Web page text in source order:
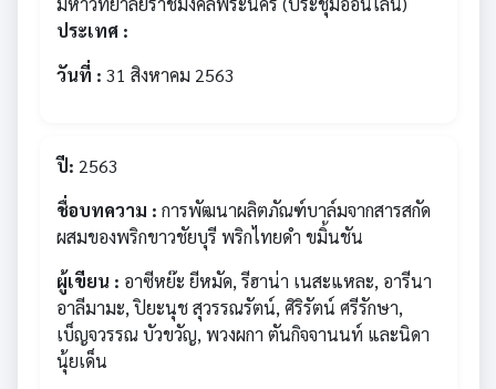
ประเทศ :
วันที่ : 31 สิงหาคม 2563
ปี: 2563
ชื่อบทความ : การพัฒนาผลิตภัณฑ์บาล์มจากสารสกัด
ผสมของพริกขาวชัยบุรี พริกไทยดำ ขมิ้นชัน
ผู้เขียน : อาซีหย๊ะ ยีหมัด, รีฮาน่า เนสะแหละ, อารีนา
อาลีมามะ, ปิยะนุช สุวรรณรัตน์, ศิริรัตน์ ศรีรักษา,
เบ็ญจวรรณ บัวขวัญ, พวงผกา ตันกิจจานนท์ และนิดา
นุ้ยเด็น